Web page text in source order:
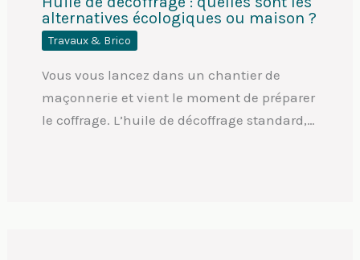
alternatives écologiques ou maison ?
Travaux & Brico
Vous vous lancez dans un chantier de
maçonnerie et vient le moment de préparer
le coffrage. L’huile de décoffrage standard,…